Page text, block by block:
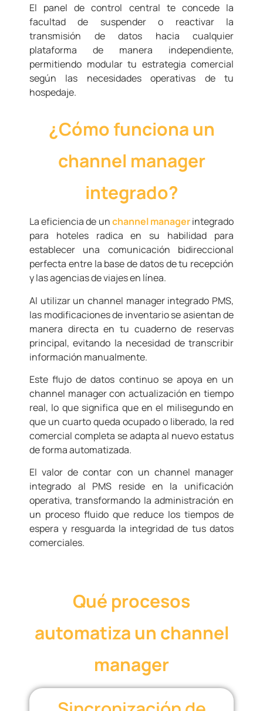
El panel de control central te concede la
facultad de suspender o reactivar la
transmisión de datos hacia cualquier
plataforma de manera independiente,
permitiendo modular tu estrategia comercial
según las necesidades operativas de tu
hospedaje.
¿Cómo funciona un
channel manager
integrado?
La eficiencia de unchannel managerintegrado
para hoteles radica en su habilidad para
establecer una comunicación bidireccional
perfecta entre la base de datos de tu recepción
y las agencias de viajes en línea.
Al utilizar un channel manager integrado PMS,
las modificaciones de inventario se asientan de
manera directa en tu cuaderno de reservas
principal, evitando la necesidad de transcribir
información manualmente.
Este flujo de datos continuo se apoya en un
channel manager con actualización en tiempo
real, lo que significa que en el milisegundo en
que un cuarto queda ocupado o liberado, la red
comercial completa se adapta al nuevo estatus
de forma automatizada.
El valor de contar con un channel manager
integrado al PMS reside en la unificación
operativa, transformando la administración en
un proceso fluido que reduce los tiempos de
espera y resguarda la integridad de tus datos
comerciales.
Qué procesos
automatiza un channel
manager